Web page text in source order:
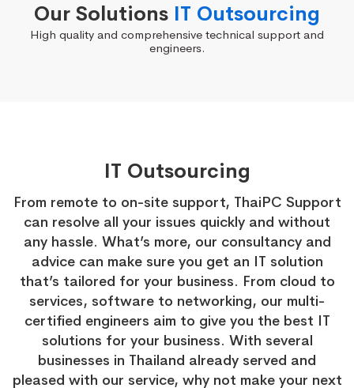
Our Solutions IT Outsourcing
High quality and comprehensive technical support and
engineers.
IT Outsourcing
From remote to on-site support, ThaiPC Support
can resolve all your issues quickly and without
any hassle. What’s more, our consultancy and
advice can make sure you get an IT solution
that’s tailored for your business. From cloud to
services, software to networking, our multi-
certified engineers aim to give you the best IT
solutions for your business. With several
businesses in Thailand already served and
pleased with our service, why not make your next